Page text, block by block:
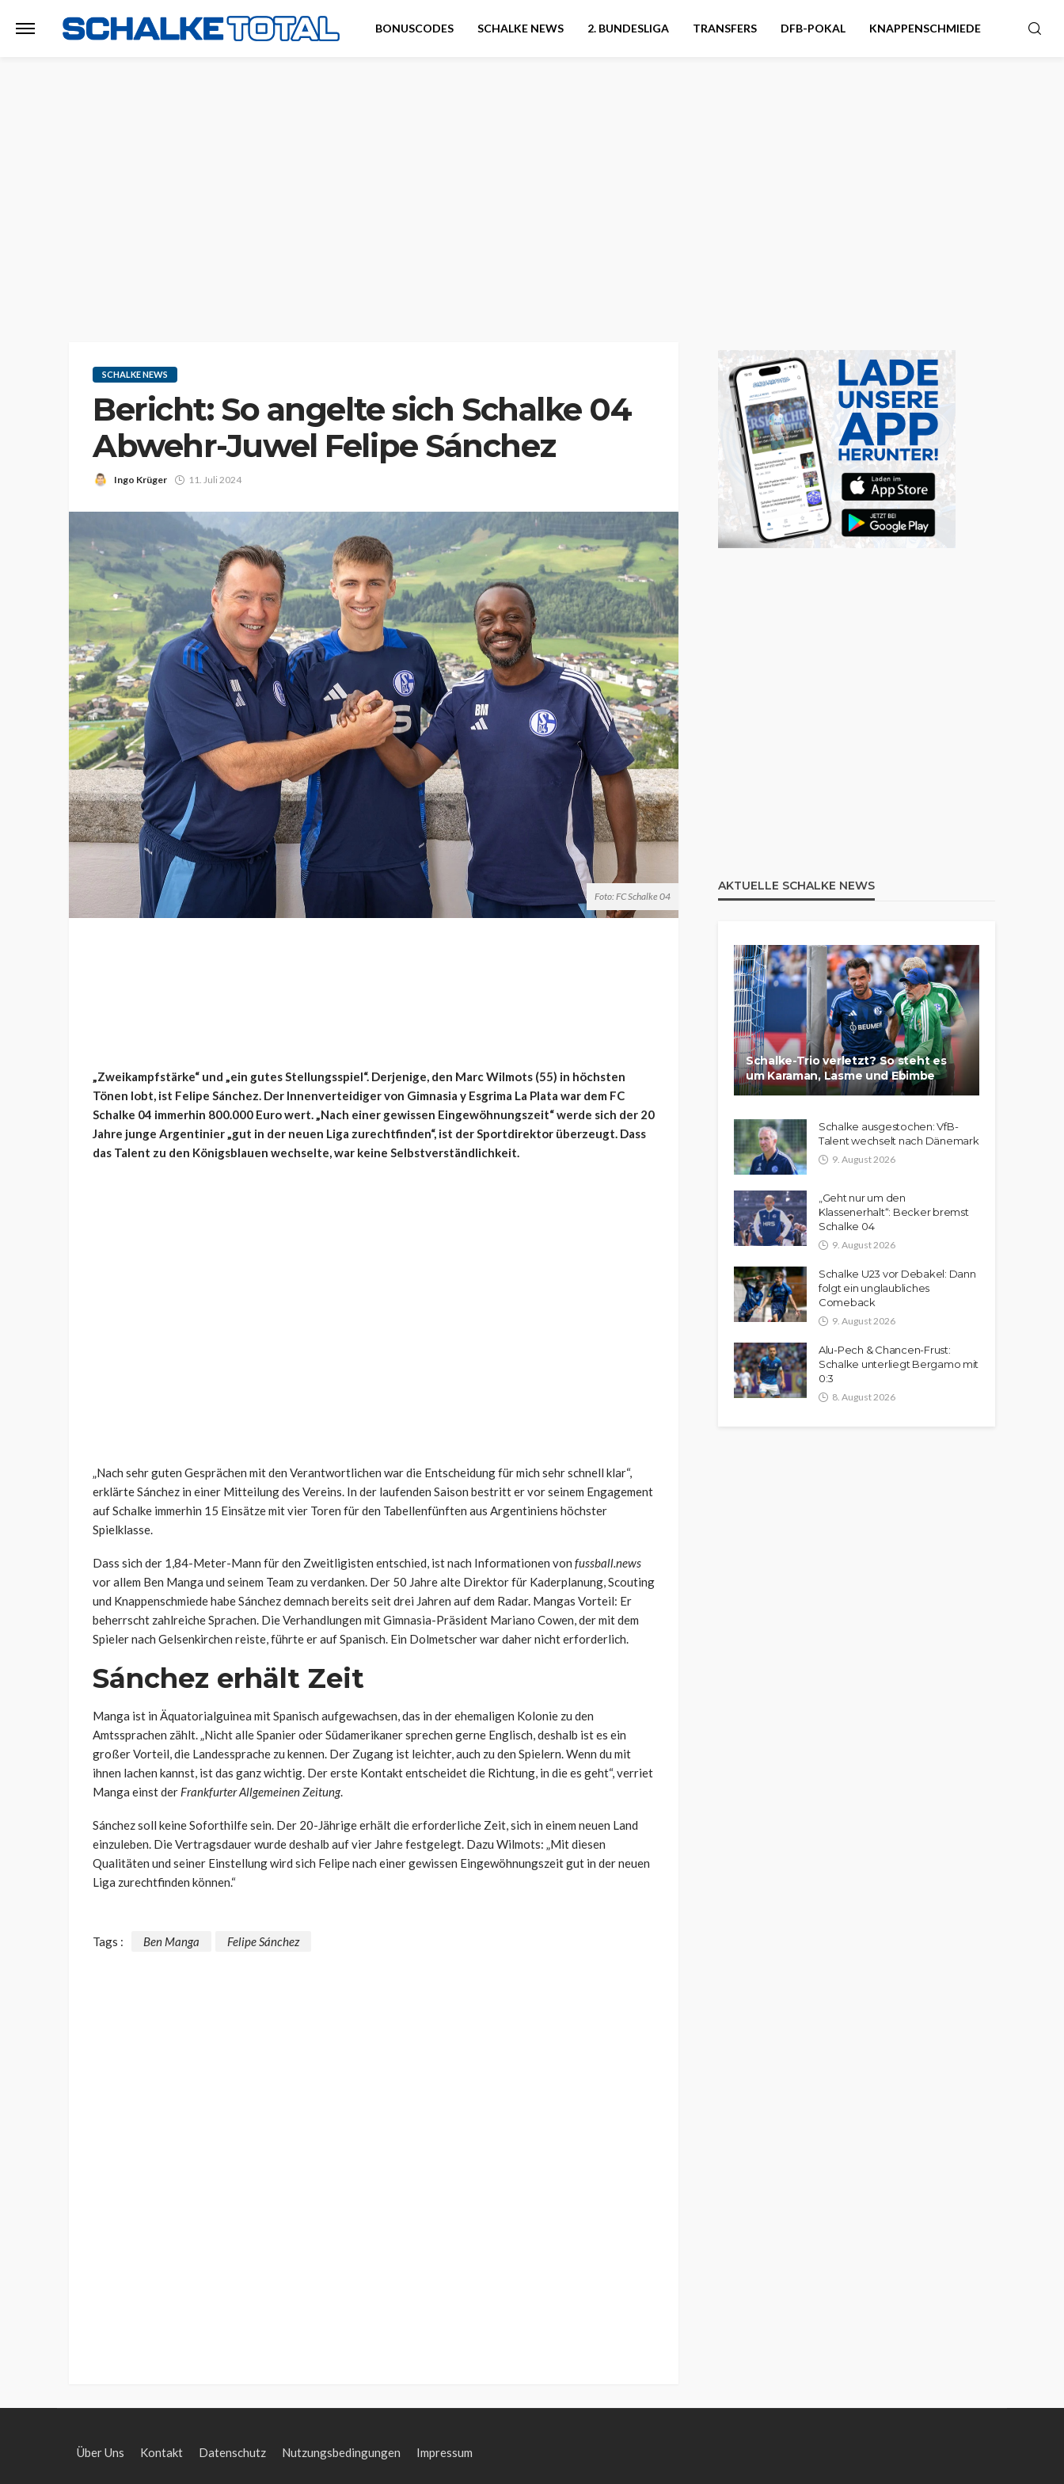
BONUSCODES SCHALKE NEWS 2. BUNDESLIGA TRANSFERS DFB-POKAL KNAPPENSCHMIEDE
SCHALKE NEWS
Bericht: So angelte sich Schalke 04
Abwehr-Juwel Felipe Sánchez
Ingo Krüger 11. Juli 2024
Foto: FC Schalke 04
„Zweikampfstärke“ und „ein gutes Stellungsspiel“. Derjenige, den Marc Wilmots (55) in höchsten
Tönen lobt, ist Felipe Sánchez. Der Innenverteidiger von Gimnasia y Esgrima La Plata war dem FC
Schalke 04 immerhin 800.000 Euro wert. „Nach einer gewissen Eingewöhnungszeit“ werde sich der 20
Jahre junge Argentinier „gut in der neuen Liga zurechtfinden“, ist der Sportdirektor überzeugt. Dass
das Talent zu den Königsblauen wechselte, war keine Selbstverständlichkeit.
„Nach sehr guten Gesprächen mit den Verantwortlichen war die Entscheidung für mich sehr schnell klar“,
erklärte Sánchez in einer Mitteilung des Vereins. In der laufenden Saison bestritt er vor seinem Engagement
auf Schalke immerhin 15 Einsätze mit vier Toren für den Tabellenfünften aus Argentiniens höchster
Spielklasse.
Dass sich der 1,84-Meter-Mann für den Zweitligisten entschied, ist nach Informationen von fussball.news
vor allem Ben Manga und seinem Team zu verdanken. Der 50 Jahre alte Direktor für Kaderplanung, Scouting
und Knappenschmiede habe Sánchez demnach bereits seit drei Jahren auf dem Radar. Mangas Vorteil: Er
beherrscht zahlreiche Sprachen. Die Verhandlungen mit Gimnasia-Präsident Mariano Cowen, der mit dem
Spieler nach Gelsenkirchen reiste, führte er auf Spanisch. Ein Dolmetscher war daher nicht erforderlich.
Sánchez erhält Zeit
Manga ist in Äquatorialguinea mit Spanisch aufgewachsen, das in der ehemaligen Kolonie zu den
Amtssprachen zählt. „Nicht alle Spanier oder Südamerikaner sprechen gerne Englisch, deshalb ist es ein
großer Vorteil, die Landessprache zu kennen. Der Zugang ist leichter, auch zu den Spielern. Wenn du mit
ihnen lachen kannst, ist das ganz wichtig. Der erste Kontakt entscheidet die Richtung, in die es geht“, verriet
Manga einst der Frankfurter Allgemeinen Zeitung.
Sánchez soll keine Soforthilfe sein. Der 20-Jährige erhält die erforderliche Zeit, sich in einem neuen Land
einzuleben. Die Vertragsdauer wurde deshalb auf vier Jahre festgelegt. Dazu Wilmots: „Mit diesen
Qualitäten und seiner Einstellung wird sich Felipe nach einer gewissen Eingewöhnungszeit gut in der neuen
Liga zurechtfinden können.“
Tags : Ben Manga Felipe Sánchez
AKTUELLE SCHALKE NEWS
Schalke-Trio verletzt? So steht es
um Karaman, Lasme und Ebimbe
Schalke ausgestochen: VfB-
Talent wechselt nach Dänemark
9. August 2026
„Geht nur um den
Klassenerhalt“: Becker bremst
Schalke 04
9. August 2026
Schalke U23 vor Debakel: Dann
folgt ein unglaubliches
Comeback
9. August 2026
Alu-Pech & Chancen-Frust:
Schalke unterliegt Bergamo mit
0:3
8. August 2026
Über Uns Kontakt Datenschutz Nutzungsbedingungen Impressum